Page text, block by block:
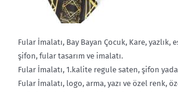
Fular İmalatı, Bay Bayan Çocuk, Kare, yazlık,
şifon, fular tasarım ve imalatı.
Fular İmalatı, 1.kalite regule saten, şifon
Fular İmalatı, logo, arma, yazı ve özel renk,